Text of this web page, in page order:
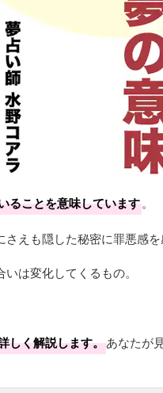
ることを意味しています。
えも隠した秘密に罪悪感を
は変化してくるもの。
しく解説します。あなたが